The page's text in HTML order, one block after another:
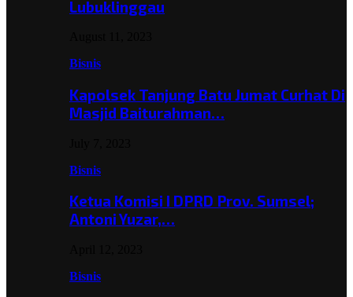
Lubuklinggau
Bisnis
Kapolsek Tanjung Batu Jumat Curhat Di
Masjid Baiturahman…
Bisnis
Ketua Komisi I DPRD Prov. Sumsel;
Antoni Yuzar,…
Bisnis